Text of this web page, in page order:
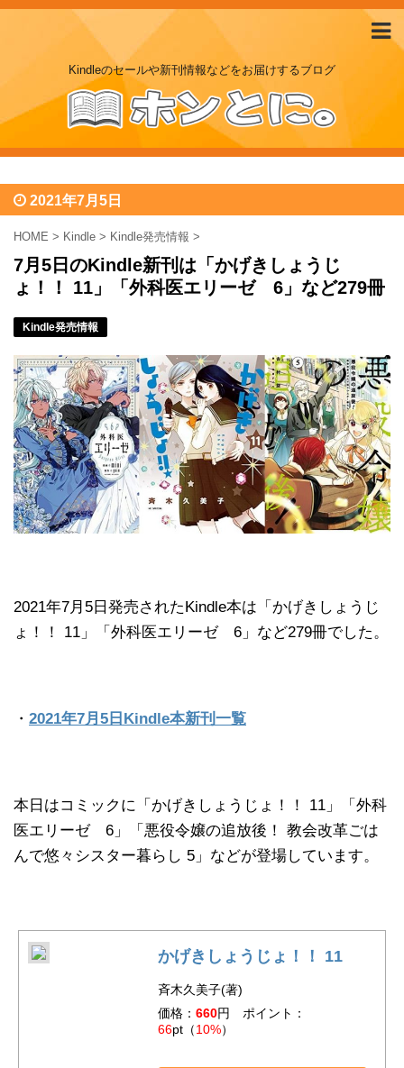
Kindleのセールや新刊情報などをお届けするブログ
2021年7月5日
HOME > Kindle > Kindle発売情報 >
7月5日のKindle新刊は「かげきしょうじ
ょ！！ 11」「外科医エリーゼ 6」など279冊
Kindle発売情報
2021年7月5日発売されたKindle本は「かげきしょうじ
ょ！！ 11」「外科医エリーゼ 6」など279冊でした。
・ 2021年7月5日Kindle本新刊一覧
本日はコミックに「かげきしょうじょ！！ 11」「外科
医エリーゼ 6」「悪役令嬢の追放後！ 教会改革ごは
んで悠々シスター暮らし 5」などが登場しています。
かげきしょうじょ！！ 11
斉木久美子(著)
価格： 660円 ポイント：
66pt（10%）